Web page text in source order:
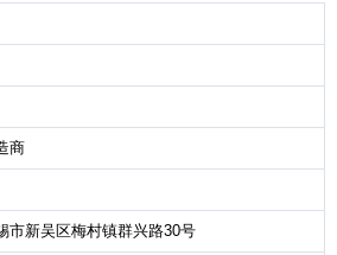
商
市新吴区梅村镇群兴路30号